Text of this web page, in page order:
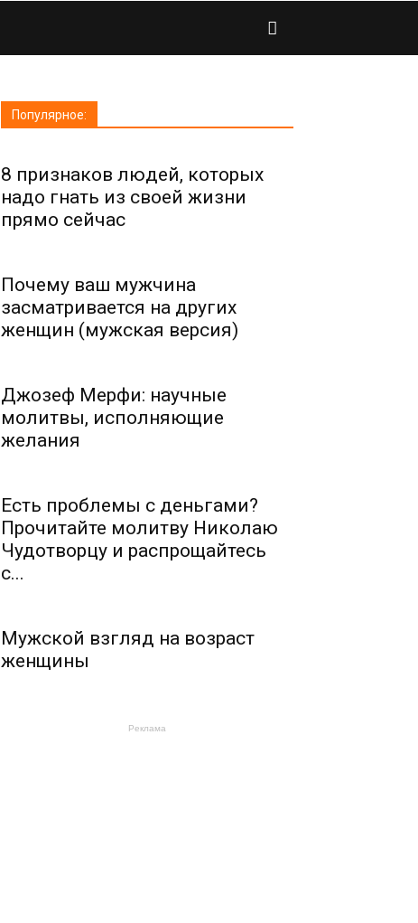
Популярное:
8 признаков людей, которых
надо гнать из своей жизни
прямо сейчас
Почему ваш мужчина
засматривается на других
женщин (мужская версия)
Джозеф Мерфи: научные
молитвы, исполняющие
желания
Есть проблемы с деньгами?
Прочитайте молитву Николаю
Чудотворцу и распрощайтесь
с...
Мужской взгляд на возраст
женщины
Реклама